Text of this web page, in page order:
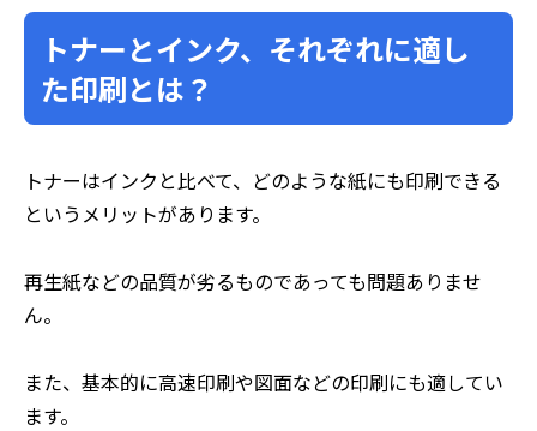
トナーとインク、それぞれに適し
た印刷とは？
トナーはインクと比べて、どのような紙にも印刷できる
というメリットがあります。
再生紙などの品質が劣るものであっても問題ありませ
ん。
また、基本的に高速印刷や図面などの印刷にも適してい
ます。